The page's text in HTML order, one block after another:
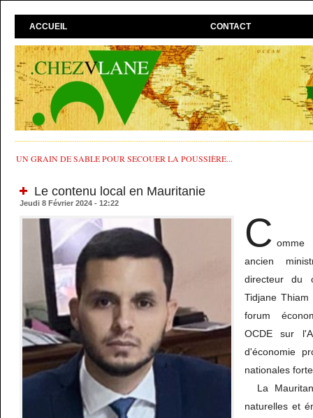
ACCUEIL CONTACT
UN GRAIN DE SABLE POUR SECOUER LA POUSSIÈRE...
Le contenu local en Mauritanie
Jeudi 8 Février 2024 - 12:22
C omme
ancien
directeur du
Tidjane
forum
OCDE sur
d'économie
nationales
La
naturelles et